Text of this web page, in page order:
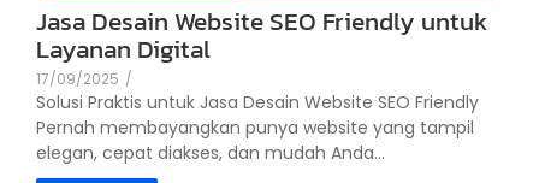
Jasa Desain Website SEO Friendly untuk
Layanan Digital
17/09/2025 /
Solusi Praktis untuk Jasa Desain Website SEO Friendly
Pernah membayangkan punya website yang tampil
elegan, cepat diakses, dan mudah Anda...